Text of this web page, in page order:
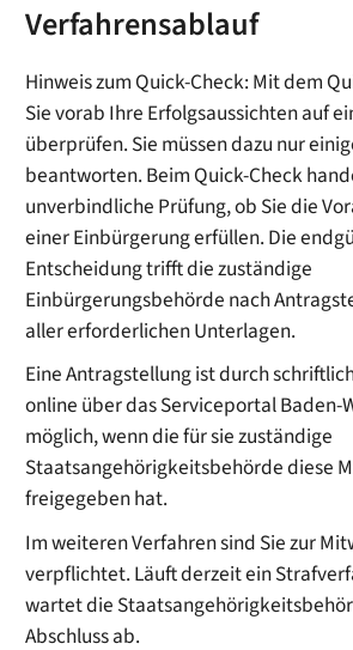
Verfahrensablauf
Hinweis zum Quick-Check: Mit dem
Sie vorab Ihre Erfolgsaussichten auf
überprüfen. Sie müssen dazu nur
beantworten. Beim Quick-Check
unverbindliche Prüfung, ob Sie die
einer Einbürgerung erfüllen. Die
Entscheidung trifft die zuständige
Einbürgerungsbehörde nach
aller erforderlichen Unterlagen.
Eine Antragstellung istdurch
online über das Serviceportal
möglich, wenn die für sie zuständige
Staatsangehörigkeitsbehörde diese
freigegeben hat.
Im weiteren Verfahren sind Sie zur
verpflichtet. Läuft derzeit ein
wartet die
Abschluss ab.